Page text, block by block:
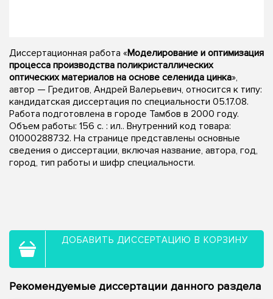
Диссертационная работа «Моделирование и оптимизация
процесса производства поликристаллических
оптических материалов на основе селенида цинка»,
автор — Гредитов, Андрей Валерьевич, относится к типу:
кандидатская диссертация по специальности 05.17.08.
Работа подготовлена в городе Тамбов в 2000 году.
Объем работы: 156 с. : ил.. Внутренний код товара:
01000288732. На странице представлены основные
сведения о диссертации, включая название, автора, год,
город, тип работы и шифр специальности.
ДОБАВИТЬ ДИССЕРТАЦИЮ В КОРЗИНУ
Рекомендуемые диссертации данного раздела